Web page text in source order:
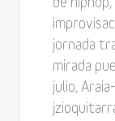
de
jornada
mirada
julio,